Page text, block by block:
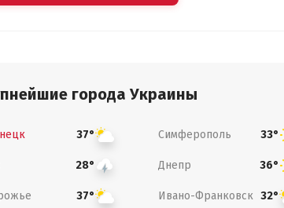
города Украины
37° Симферополь 33°
28° Днепр 36°
37° Ивано-Франковск 32°